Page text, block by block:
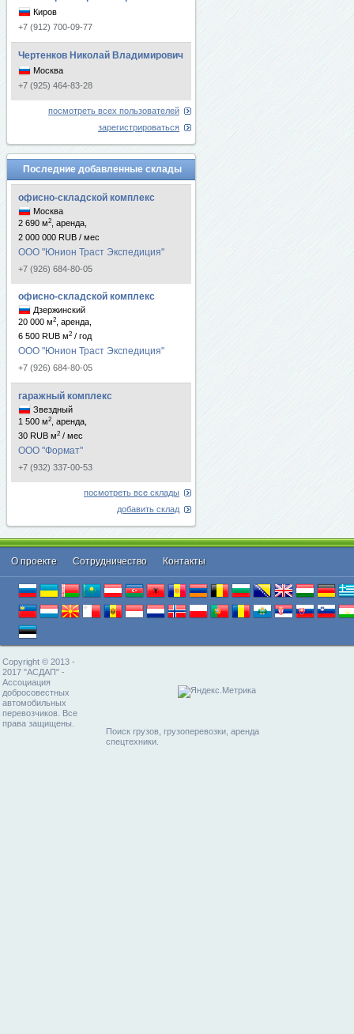
Киров
+7 (912) 700-09-77
Чертенков Николай Владимирович
Москва
+7 (925) 464-83-28
посмотреть всех пользователей
зарегистрироваться
Последние добавленные склады
офисно-складской комплекс
Москва
2 690 м2
, аренда,
2 000 000 RUB / мес
ООО "Юнион Траст Экспедиция"
+7 (926) 684-80-05
офисно-складской комплекс
Дзержинский
20 000 м2
, аренда,
6 500 RUB м2 / год
ООО "Юнион Траст Экспедиция"
+7 (926) 684-80-05
гаражный комплекс
Звездный
1 500 м2
, аренда,
30 RUB м2 / мес
ООО "Формат"
+7 (932) 337-00-53
посмотреть все склады
добавить склад
О проекте Cотрудничество Контакты
Copyright © 2013 -
2017 "АСДАП" -
Ассоциация
добросовестных
автомобильных
перевозчиков. Все
права защищены.
Поиск грузов, грузоперевозки, аренда
спецтехники.